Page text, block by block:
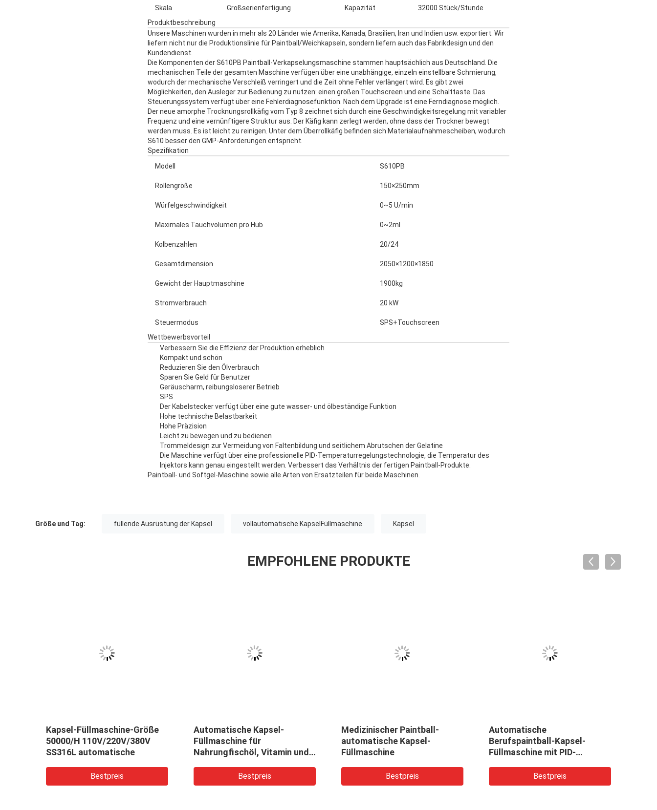
Skala Großserienfertigung Kapazität
32000 Stück/Stunde
Produktbeschreibung
Unsere Maschinen wurden in mehr als 20 Länder wie Amerika, Kanada, Brasilien, Iran und Indien usw. exportiert. Wir
liefern nicht nur die Produktionslinie für Paintball/Weichkapseln, sondern liefern auch das Fabrikdesign und den
Kundendienst.
Die Komponenten der S610PB Paintball-Verkapselungsmaschine stammen hauptsächlich aus Deutschland. Die
mechanischen Teile der gesamten Maschine verfügen über eine unabhängige, einzeln einstellbare Schmierung,
wodurch der mechanische Verschleiß verringert und die Zeit ohne Fehler verlängert wird. Es gibt zwei
Möglichkeiten, den Ausleger zur Bedienung zu nutzen: einen großen Touchscreen und eine Schalttaste. Das
Steuerungssystem verfügt über eine Fehlerdiagnosefunktion. Nach dem Upgrade ist eine Ferndiagnose möglich.
Der neue amorphe Trocknungsrollkäfig vom Typ 8 zeichnet sich durch eine Geschwindigkeitsregelung mit variabler
Frequenz und eine vernünftigere Struktur aus. Der Käfig kann zerlegt werden, ohne dass der Trockner bewegt
werden muss. Es ist leicht zu reinigen. Unter dem Überrollkäfig befinden sich Materialaufnahmescheiben, wodurch
S610 besser den GMP-Anforderungen entspricht.
Spezifikation
Modell
S610PB
Rollengröße 150×250mm
Würfelgeschwindigkeit 0~5 U/min
Maximales Tauchvolumen pro Hub 0~2ml
Kolbenzahlen 20/24
Gesamtdimension 2050×1200×1850
Gewicht der Hauptmaschine 1900kg
Stromverbrauch 20 kW
Steuermodus
SPS+Touchscreen
Wettbewerbsvorteil
Verbessern Sie die Effizienz der Produktion erheblich
Kompakt und schön
Reduzieren Sie den Ölverbrauch
Sparen Sie Geld für Benutzer
Geräuscharm, reibungsloserer Betrieb
SPS
Der Kabelstecker verfügt über eine gute wasser- und ölbeständige Funktion
Hohe technische Belastbarkeit
Hohe Präzision
Leicht zu bewegen und zu bedienen
Trommeldesign zur Vermeidung von Faltenbildung und seitlichem Abrutschen der Gelatine
Die Maschine verfügt über eine professionelle PID-Temperaturregelungstechnologie, die Temperatur des
Injektors kann genau eingestellt werden. Verbessert das Verhältnis der fertigen Paintball-Produkte.
Paintball- und Softgel-Maschine sowie alle Arten von Ersatzteilen für beide Maschinen.
Größe und Tag: füllende Ausrüstung der Kapsel vollautomatische KapselFüllmaschine Kapsel
EMPFOHLENE PRODUKTE
Kapsel-Füllmaschine-Größe
50000/H 110V/220V/380V
SS316L automatische
Bestpreis
Automatische Kapsel-
Füllmaschine für
Nahrungfischöl, Vitamin und
Bestpreis
Medizinischer Paintball-
automatische Kapsel-
Füllmaschine
Bestpreis
Automatische
Berufspaintball-Kapsel-
Füllmaschine mit PID-
Bestpreis